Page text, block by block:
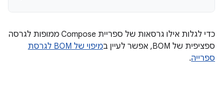
כדי לגלות אילו גרסאות של ספריית Compose ממופות לגרסה
ספציפית של BOM, אפשר לעיין ב
מיפוי של BOM לגרסת
ספרייה.